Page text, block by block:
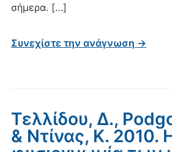
σήμερα. […]
Συνεχίστε την ανάγνωση →
Τελλίδου, Δ.,
& Ντίνας, Κ. 2010.